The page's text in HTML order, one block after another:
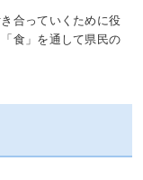
合っていくために役
食」を通して県民の